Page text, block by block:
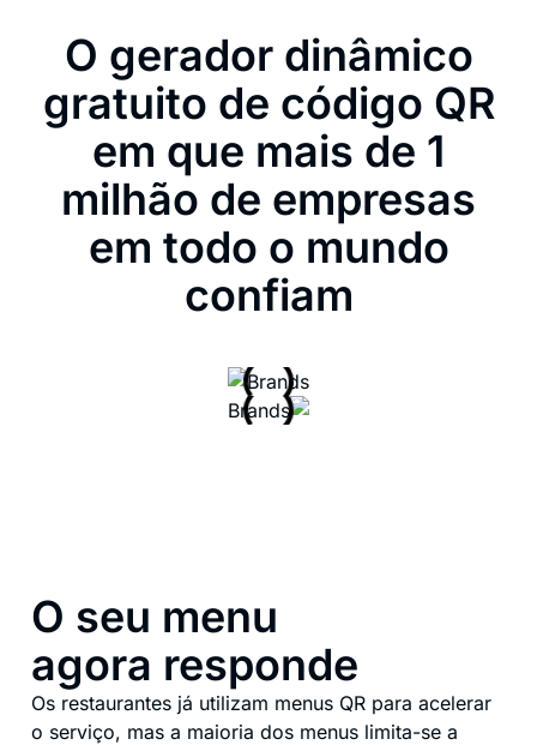
O gerador dinâmico
gratuito de código QR
em que mais de 1
milhão de empresas
em todo o mundo
confiam
O seu menu
agora responde
Os restaurantes já utilizam menus QR para acelerar
o serviço, mas a maioria dos menus limita-se a